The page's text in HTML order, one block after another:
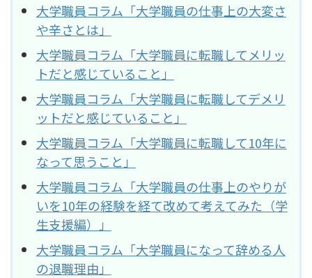
大学職員コラム「大学職員の仕事上の大変さ
や辛さとは」
大学職員コラム「大学職員に転職してメリッ
トだと感じていること」
大学職員コラム「大学職員に転職してデメリ
ットだと感じていること」
大学職員コラム「大学職員に転職して10年に
なって思うこと」
大学職員コラム「大学職員の仕事上のやりが
いを10年の経験を経て改めて考えてみた（学
生支援編）」
大学職員コラム「大学職員になって辞める人
の退職理由」